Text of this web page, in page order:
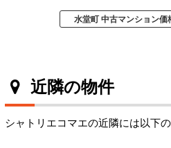
水堂町 中古マンション価
近隣の物件
シャトリエコマエの近隣には以下